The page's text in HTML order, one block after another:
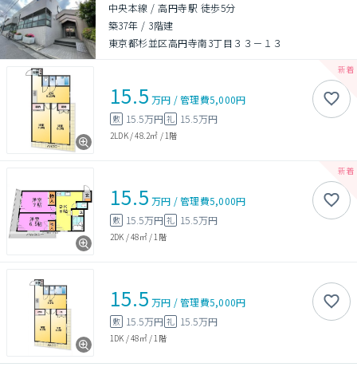
中央本線 / 高円寺駅 徒歩5分
築37年 / 3階建
東京都杉並区高円寺南3丁目３３－１３
15.5 万円 /管理費5,000円
敷 15.5万円 礼 15.5万円
2LDK/48.2㎡ / 1階
15.5 万円 /管理費5,000円
敷 15.5万円 礼 15.5万円
2DK /48㎡/ 1階
15.5 万円 /管理費5,000円
敷 15.5万円 礼 15.5万円
1DK /48㎡/ 1階